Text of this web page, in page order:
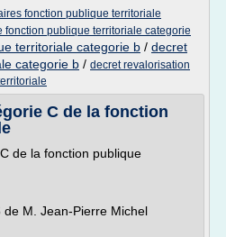
fonction publique territoriale
fonction publique territoriale categorie
territoriale categorie b / decret
categorie b / decret revalorisation
C de la fonction
de la fonction publique
M. Jean-Pierre Michel